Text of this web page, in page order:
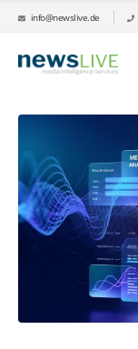
info@newslive.de